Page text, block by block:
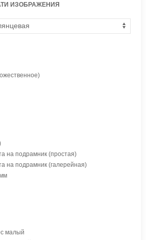
ИЗОБРАЖЕНИЯ
на подрамник (простая)
на подрамник (галерейная)
малый